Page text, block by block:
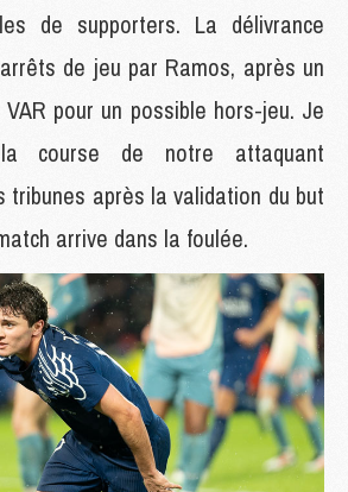
de supporters. La délivrance
de jeu par Ramos, après un
pour un possible hors-jeu. Je
course de notre attaquant
tribunes après la validation du but
arrive dans la foulée.